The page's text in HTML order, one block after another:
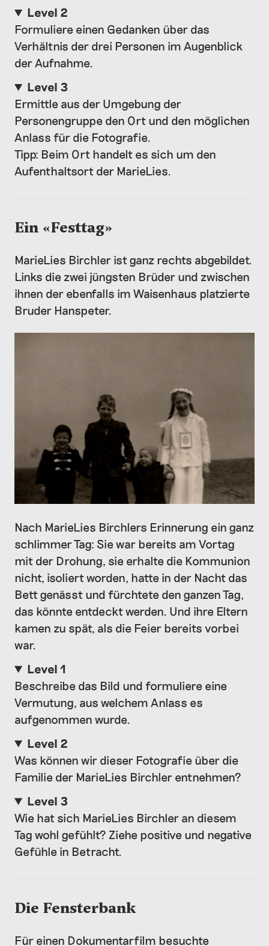
Level 2
Formuliere einen Gedanken über das
Verhältnis der drei Personen im Augenblick
der Aufnahme.
Level 3
Ermittle aus der Umgebung der
Personengruppe den Ort und den möglichen
Anlass für die Fotografie.
Tipp: Beim Ort handelt es sich um den
Aufenthaltsort der MarieLies.
Ein «Festtag»
MarieLies Birchler ist ganz rechts abgebildet.
Links die zwei jüngsten Brüder und zwischen
ihnen der ebenfalls im Waisenhaus platzierte
Bruder Hanspeter.
Nach MarieLies Birchlers Erinnerung ein ganz
schlimmer Tag: Sie war bereits am Vortag
mit der Drohung, sie erhalte die Kommunion
nicht, isoliert worden, hatte in der Nacht das
Bett genässt und fürchtete den ganzen Tag,
das könnte entdeckt werden. Und ihre Eltern
kamen zu spät, als die Feier bereits vorbei
war.
Level 1
Beschreibe das Bild und formuliere eine
Vermutung, aus welchem Anlass es
aufgenommen wurde.
Level 2
Was können wir dieser Fotografie über die
Familie der MarieLies Birchler entnehmen?
Level 3
Wie hat sich MarieLies Birchler an diesem
Tag wohl gefühlt? Ziehe positive und negative
Gefühle in Betracht.
Die Fensterbank
Für einen Dokumentarfilm besuchte